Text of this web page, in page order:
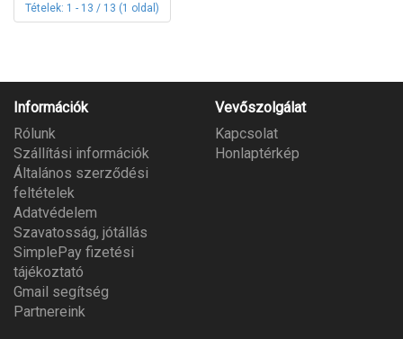
Tételek: 1 - 13 / 13 (1 oldal)
Információk
Rólunk
Szállítási információk
Általános szerződési
feltételek
Adatvédelem
Szavatosság, jótállás
SimplePay fizetési
tájékoztató
Gmail segítség
Partnereink
Vevőszolgálat
Kapcsolat
Honlaptérkép